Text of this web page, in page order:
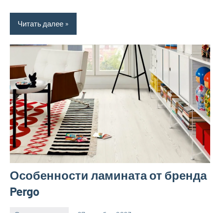
Читать далее
Особенности ламината от бренда
Pergo